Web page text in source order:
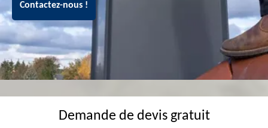
Contactez-nous !
Demande de devis gratuit